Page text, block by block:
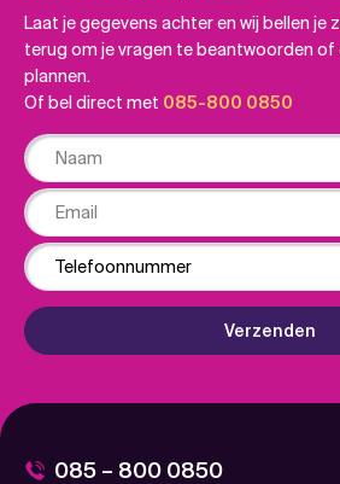
Laat je gegevens achter en wij bellen je
terug om je vragen te beantwoorden of
plannen.
Of bel direct met 085-800 0850
Naam
Email
Phone
Verzenden
085 – 800 0850